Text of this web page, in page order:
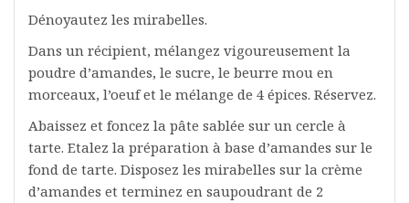
Dénoyautez les mirabelles.
Dans un récipient, mélangez vigoureusement la
poudre d’amandes, le sucre, le beurre mou en
morceaux, l’oeuf et le mélange de 4 épices. Réservez.
Abaissez et foncez la pâte sablée sur un cercle à
tarte. Etalez la préparation à base d’amandes sur le
fond de tarte. Disposez les mirabelles sur la crème
d’amandes et terminez en saupoudrant de 2